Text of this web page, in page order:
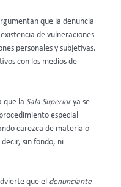
que la denuncia
de vulneraciones
personales y subjetivas.
con los medios de
que la Sala Superiorya se
especial
carezca de materia o
sin fondo, ni
que el denunciante